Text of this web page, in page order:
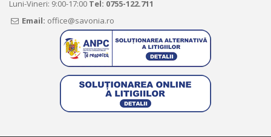
Luni-Vineri: 9:00-17:00 Tel: 0755-122.711
Email: office@savonia.ro